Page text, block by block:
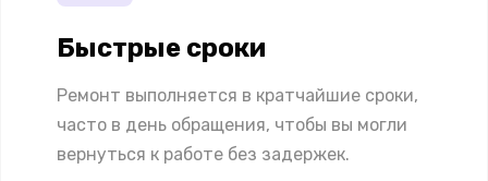
Быстрые сроки
Ремонт выполняется в кратчайшие сроки,
часто в день обращения, чтобы вы могли
вернуться к работе без задержек.